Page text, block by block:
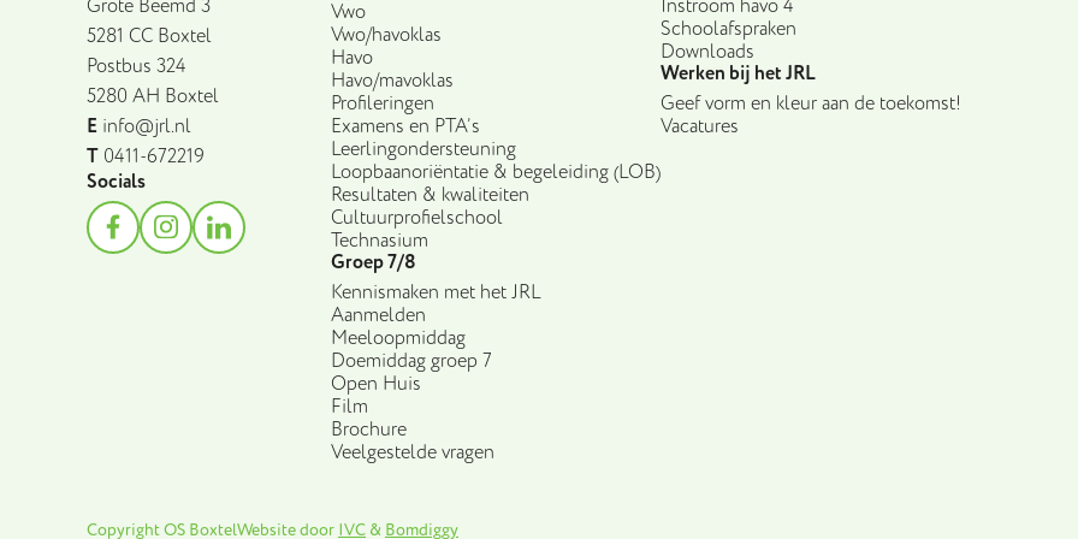
Grote Beemd 3
5281 CC Boxtel
Postbus 324
5280 AH Boxtel
E info@jrl.nl
T 0411-672219
Socials
Vwo
Vwo/havoklas
Havo
Havo/mavoklas
Profileringen
Examens en PTA’s
Leerlingondersteuning
Loopbaanoriëntatie & begeleiding (LOB)
Resultaten & kwaliteiten
Cultuurprofielschool
Technasium
Groep 7/8
Kennismaken met het JRL
Aanmelden
Meeloopmiddag
Doemiddag groep 7
Open Huis
Film
Brochure
Veelgestelde vragen
Instroom havo 4
Schoolafspraken
Downloads
Werken bij het JRL
Geef vorm en kleur aan de toekomst!
Vacatures
Copyright OS BoxtelWebsite door IVC & Bomdiggy